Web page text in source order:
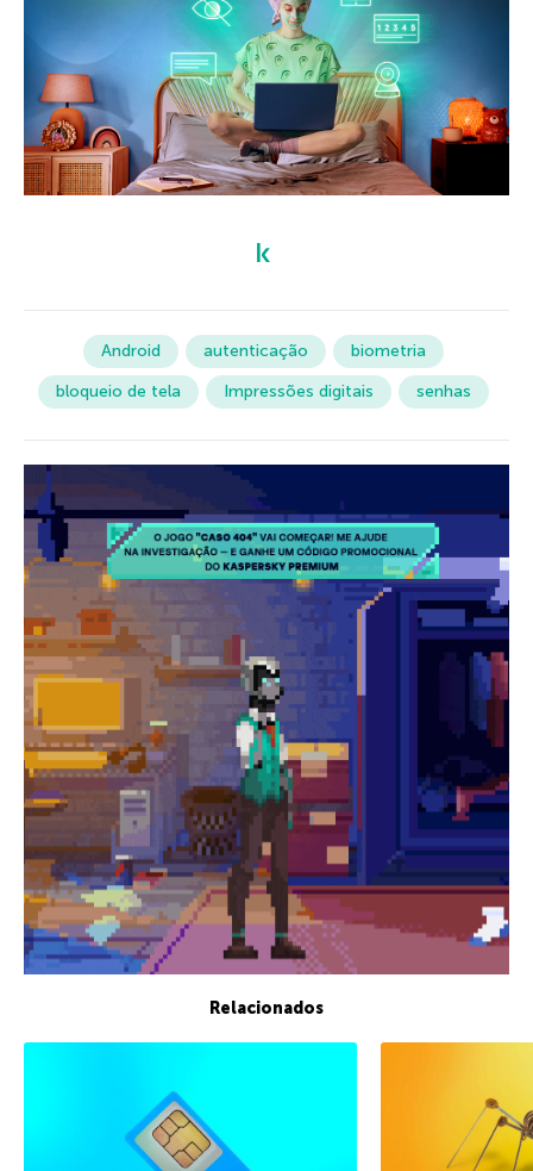
Android autenticação
biometria
bloqueio de tela
Impressões digitais senhas
Relacionados